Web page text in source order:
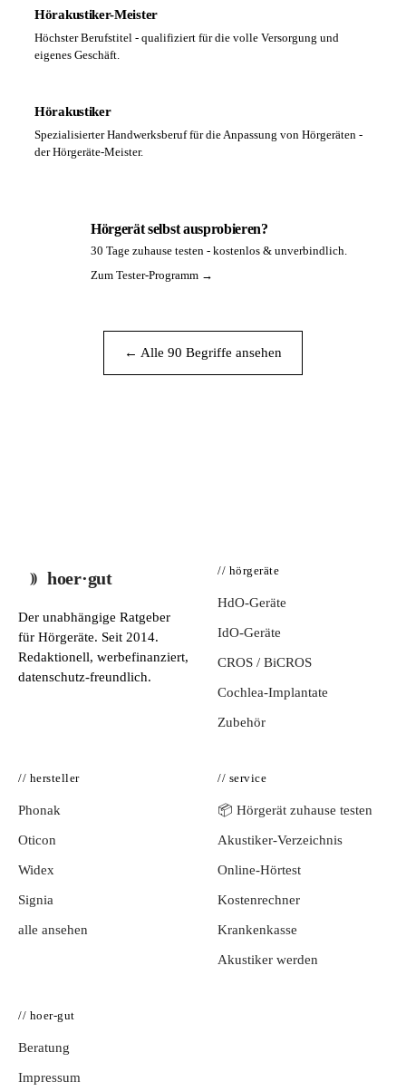
Hörakustiker-Meister
Höchster Berufstitel - qualifiziert für die volle Versorgung und
eigenes Geschäft.
Hörakustiker
Spezialisierter Handwerksberuf für die Anpassung von Hörgeräten -
der Hörgeräte-Meister.
Hörgerät selbst ausprobieren?
30 Tage zuhause testen - kostenlos & unverbindlich.
Zum Tester-Programm →
← Alle 90 Begriffe ansehen
hoer·gut
Der unabhängige Ratgeber
für Hörgeräte. Seit 2014.
Redaktionell, werbefinanziert,
datenschutz-freundlich.
// hörgeräte
HdO-Geräte
IdO-Geräte
CROS / BiCROS
Cochlea-Implantate
Zubehör
// hersteller
Phonak
Oticon
Widex
Signia
alle ansehen
// service
📦 Hörgerät zuhause testen
Akustiker-Verzeichnis
Online-Hörtest
Kostenrechner
Krankenkasse
Akustiker werden
// hoer-gut
Beratung
Impressum